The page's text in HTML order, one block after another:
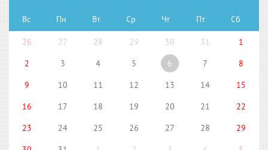
Вс Пн Вт Ср Чт Пт Сб
26 27 28 29 30 31
1
2
3 4 5 6 7
8
9
10 11 12 13 14
15
16
17 18 19 20 21
22
23
24 25 26 27 28
29